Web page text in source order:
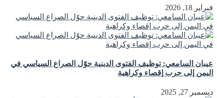
فبراير 18, 2026
عيبان السامعي: توظيف الفتوى الدينية حوّل الصراع السياسي في
اليمن إلى حرب إقصاء وكراهية
ديسمبر 27, 2025